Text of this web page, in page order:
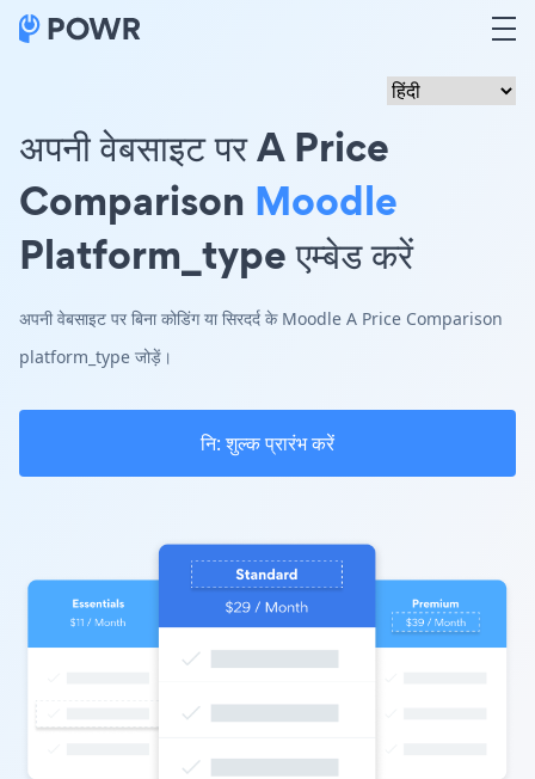
अपनी वेबसाइट पर A Price
Comparison Moodle
Platform_type एम्बेड करें
अपनी वेबसाइट पर बिना कोडिंग या सिरदर्द के Moodle A Price Comparison
platform_type जोड़ें।
नि: शुल्क प्रारंभ करें